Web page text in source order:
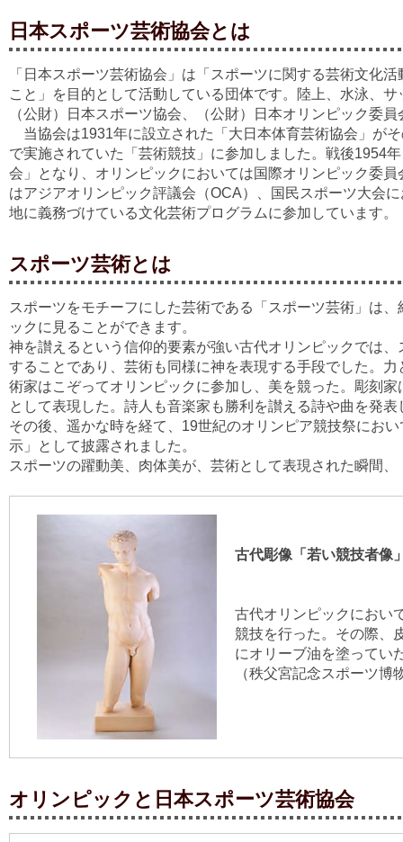
日本スポーツ芸術協会とは
「日本スポーツ芸術協会」は「スポーツに関する芸術文化
こと」を目的として活動している団体です。陸上、水泳、
（公財）日本スポーツ協会、（公財）日本オリンピック委
当協会は1931年に設立された「大日本体育芸術協会」が
で実施されていた「芸術競技」に参加しました。戦後1954
会」となり、オリンピックにおいては国際オリンピック委
はアジアオリンピック評議会（OCA）、国民スポーツ大会
地に義務づけている文化芸術プログラムに参加しています。
スポーツ芸術とは
スポーツをモチーフにした芸術である「スポーツ芸術」は
ックに見ることができます。
神を讃えるという信仰的要素が強い古代オリンピックでは
することであり、芸術も同様に神を表現する手段でした。
術家はこぞってオリンピックに参加し、美を競った。彫刻
として表現した。詩人も音楽家も勝利を讃える詩や曲を発表
その後、遥かな時を経て、19世紀のオリンピア競技祭にお
示」として披露されました。
スポーツの躍動美、肉体美が、芸術として表現された瞬間
古代彫像「若い競技者像
古代オリンピックにおい
競技を行った。その際、
にオリーブ油を塗ってい
（秩父宮記念スポーツ博
オリンピックと日本スポーツ芸術協会